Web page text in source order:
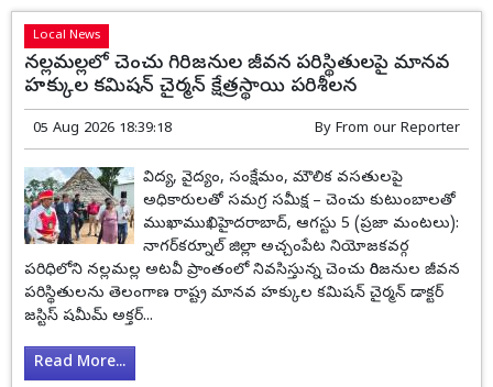
Local News
నల్లమల్లలో చెంచు గిరిజనుల జీవన పరిస్థితులపై మానవ
హక్కుల కమిషన్ చైర్మన్ క్షేత్రస్థాయి పరిశీలన
05 Aug 2026 18:39:18 By From our Reporter
విద్య, వైద్యం, సంక్షేమం, మౌలిక వసతులపై
అధికారులతో సమగ్ర సమీక్ష – చెంచు కుటుంబాలతో
ముఖాముఖిహైదరాబాద్, ఆగస్టు 5 (ప్రజా మంటలు):
నాగర్‌కర్నూల్ జిల్లా అచ్చంపేట నియోజకవర్గ
పరిధిలోని నల్లమల్ల అటవీ ప్రాంతంలో నివసిస్తున్న చెంచు గిరిజనుల జీవన
పరిస్థితులను తెలంగాణ రాష్ట్ర మానవ హక్కుల కమిషన్ చైర్మన్ డాక్టర్
జస్టిస్ షమీమ్ అక్తర్...
Read More...